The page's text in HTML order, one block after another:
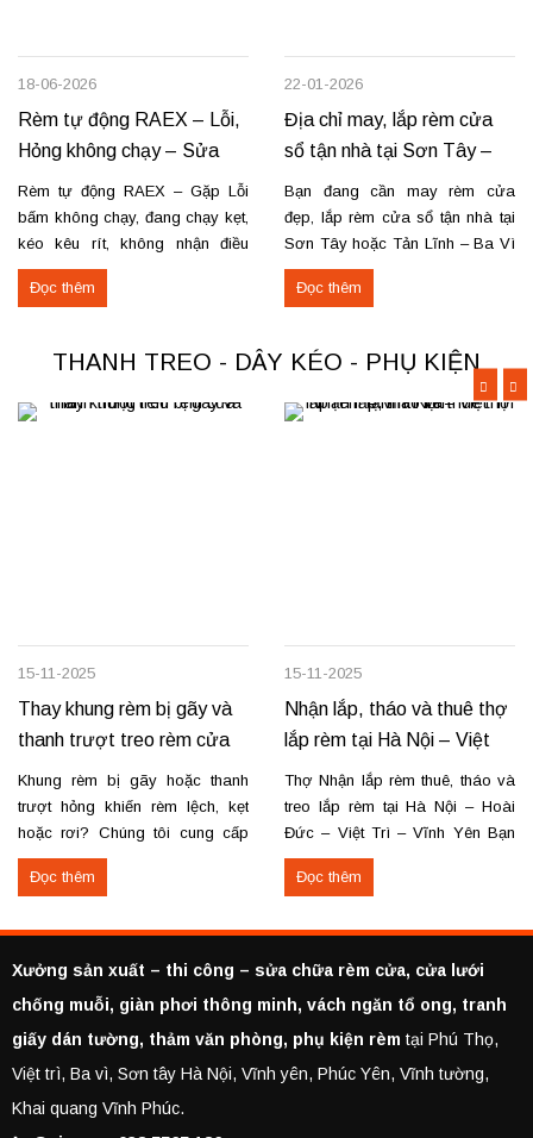
18-06-2026
Rèm tự động RAEX – Lỗi,
Hỏng không chạy – Sửa
tận nơi
Rèm tự động RAEX – Gặp Lỗi
bấm không chạy, đang chạy kẹt,
kéo kêu rít, không nhận điều
khiển… Nhận thay mới động cơ,
sửa chữa rèm tự động raex và
Đọc thêm
22-01-2026
Địa chỉ may, lắp rèm cửa
sổ tận nhà tại Sơn Tây –
Tản Lĩnh Ba Vì
Bạn đang cần may rèm cửa
đẹp, lắp rèm cửa sổ tận nhà tại
Sơn Tây hoặc Tản Lĩnh – Ba Vì
với giá hợp lý? Chúng tôi
chuyên may rèm theo yêu cầu,
tiến độ. Thực tế, chúng tôi vừa
hoàn thiện thi công rèm...
Đọc thêm
THANH TREO - DÂY KÉO - PHỤ KIỆN
15-11-2025
Thay khung rèm bị gãy và
thanh trượt treo rèm cửa
Khung rèm bị gãy hoặc thanh
trượt hỏng khiến rèm lệch, kẹt
hoặc rơi? Chúng tôi cung cấp
dịch vụ thay khung và thanh
trượt rèm tận nơi, đảm bảo rèm
bền lâu. Thay khung rèm bị gãy,
cong vênh Thay hoặc sửa
Đọc thêm
15-11-2025
Nhận lắp, tháo và thuê thợ
lắp rèm tại Hà Nội – Việt
Trì – Vĩnh Yên
Thợ Nhận lắp rèm thuê, tháo và
treo lắp rèm tại Hà Nội – Hoài
Đức – Việt Trì – Vĩnh Yên Bạn
cần lắp rèm bị rơi, tháo rèm cũ
hoặc thuê thợ lắp rèm tại Hoài
Yên? Chúng tôi cung cấp dịch
vụ...
Đọc thêm
Xưởng sản xuất – thi công – sửa chữa rèm cửa, cửa lưới
chống muỗi, giàn phơi thông minh, vách ngăn tổ ong, tranh
giấy dán tường, thảm văn phòng, phụ kiện rèm tại Phú Thọ,
Việt trì, Ba vì, Sơn tây Hà Nội, Vĩnh yên, Phúc Yên, Vĩnh tường,
Khai quang Vĩnh Phúc.